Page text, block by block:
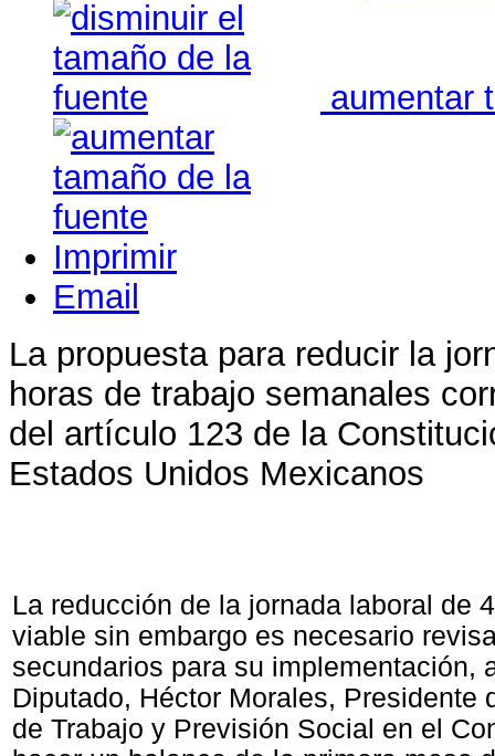
aumentar
Imprimir
Email
La propuesta para reducir la
horas de trabajo semanales
del artículo 123 de la
Estados Unidos Mexicanos
La reducción de la jornada laboral de
viable sin embargo es necesario
secundarios para su implementación,
Diputado, Héctor Morales, Presidente
de Trabajo y Previsión Social en el